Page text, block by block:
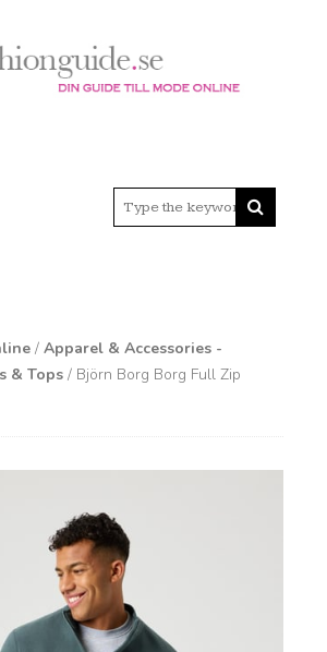
/ Apparel & Accessories -
& Tops / Björn Borg Borg Full Zip